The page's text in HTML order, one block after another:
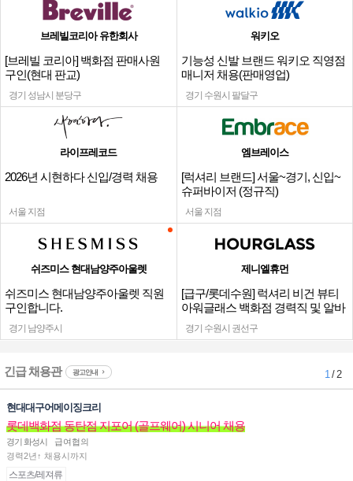
브레빌코리아 유한회사
[브레빌 코리아] 백화점 판매사원
구인(현대 판교)
경기 성남시 분당구
워키오
기능성 신발 브랜드 워키오 직영점
매니저 채용(판매영업)
경기 수원시 팔달구
라이프레코드
2026년 시현하다 신입/경력 채용
서울 지점
엠브레이스
[럭셔리 브랜드] 서울~경기, 신입~
슈퍼바이저 (정규직)
서울 지점
쉬즈미스 현대남양주아울렛
쉬즈미스 현대남양주아울렛 직원
구인합니다.
경기 남양주시
제니엘휴먼
[급구/롯데수원] 럭셔리 비건 뷰티
아워글래스 백화점 경력직 및 알바
채용
경기 수원시 권선구
긴급 채용관 광고안내 1/ 2
현대대구어메이징크리
롯데백화점 동탄점 지포어 (골프웨어) 시니어 채용
경기 화성시
급여협의
경력2년↑ 채용시까지
스포츠/레져류